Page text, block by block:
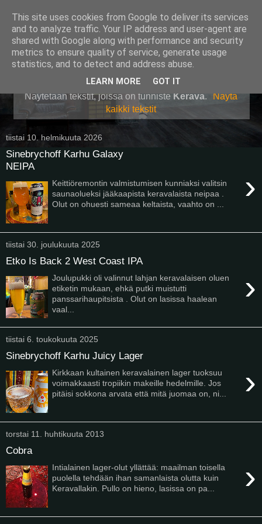
Pullollinen
Näytetään tekstit, joissa on tunniste Kerava.
Näytä
kaikki tekstit
tiistai 10. helmikuuta 2026
Sinebrychoff Karhu Galaxy
NEIPA
›
Keittiöremontin valmistumisen kunniaksi valitsin
saunaolueksi jääkaapista keravalaista neipaa .
Olut on ohuesti sameaa keltaista, vaahto on ...
tiistai 30. joulukuuta 2025
Etko Is Back 2 West Coast IPA
›
Joulupukki oli valinnut lahjan keravalaisen oluen
etiketin mukaan, ehkä putki muistutti
panssarihaupitsista . Olut on lasissa haalean
vaal...
tiistai 6. toukokuuta 2025
Sinebrychoff Karhu Juicy Lager
›
Kirkkaan kultainen keravalainen lager tuoksuu
voimakkaasti tropiikin makeille hedelmille. Jos
pitäisi sokkona arvata että mitä juomaa on, ni...
torstai 11. huhtikuuta 2013
Cobra
›
Intialainen lager-olut yllättää: maailman toisella
puolella tehdään ihan samanlaista olutta kuin
Keravallakin. Pullo on hieno, lasissa on pa...
This site uses cookies from Google to deliver its services
and to analyze traffic. Your IP address and user-agent are
shared with Google along with performance and security
metrics to ensure quality of service, generate usage
statistics, and to detect and address abuse.
LEARN MORE GOT IT